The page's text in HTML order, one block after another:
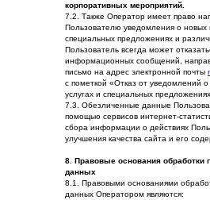
корпоративных мероприятий.
7.2. Также Оператор имеет право
Пользователю уведомления о новых
специальных предложениях и
Пользователь всегда может
информационных сообщений,
письмо на адрес электронной почты
с пометкой «Отказ от уведомлений о
услугах и специальных
7.3. Обезличенные данные
помощью сервисов интернет-
сбора информации о действиях
улучшения качества сайта и его
8. Правовые основания обработки
данных
8.1. Правовыми основаниями
данных Оператором являются: